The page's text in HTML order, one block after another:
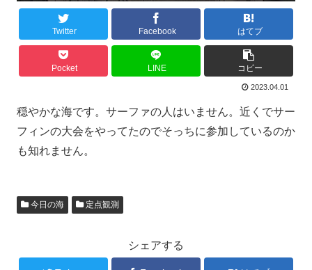
Twitter Facebook はてブ
Pocket LINE コピー
2023.04.01
穏やかな海です。サーファの人はいません。近くでサー
フィンの大会をやってたのでそっちに参加しているのか
も知れません。
今日の海 定点観測
シェアする